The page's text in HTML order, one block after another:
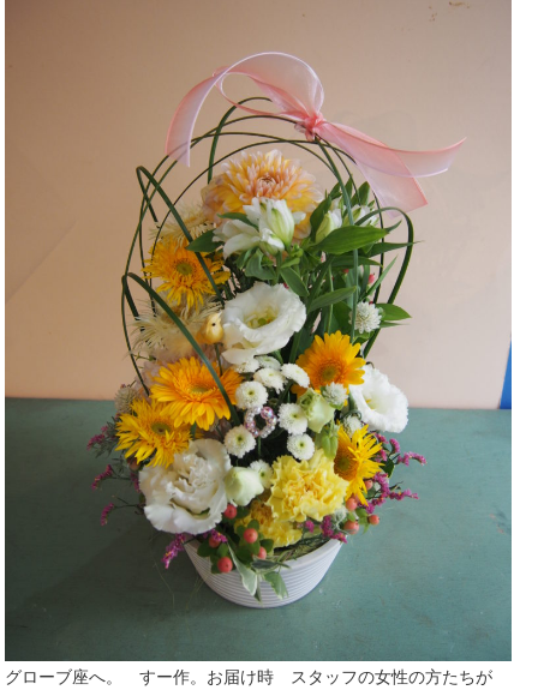
グローブ座へ。 すー作。お届け時 スタッフの女性の方たちが